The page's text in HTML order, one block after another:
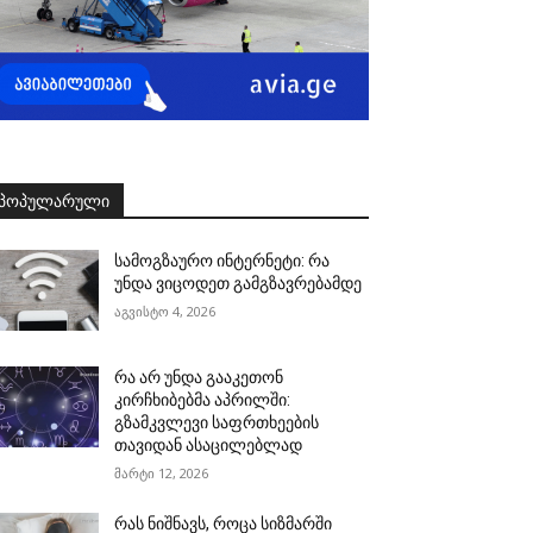
სამოგზაურო ინტერნეტი: რა
უნდა ვიცოდეთ გამგზავრებამდე
აგვისტო 4, 2026
რა არ უნდა გააკეთონ
კირჩხიბებმა აპრილში:
გზამკვლევი საფრთხეების
თავიდან ასაცილებლად
მარტი 12, 2026
რას ნიშნავს, როცა სიზმარში